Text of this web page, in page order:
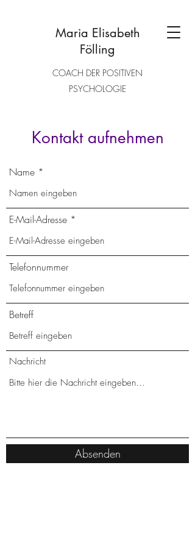
Maria Elisabeth
Fölling
COACH DER POSITIVEN
PSYCHOLOGIE
Kontakt aufnehmen
Name
E-Mail-Adresse
Telefonnummer
Betreff
Nachricht
Absenden